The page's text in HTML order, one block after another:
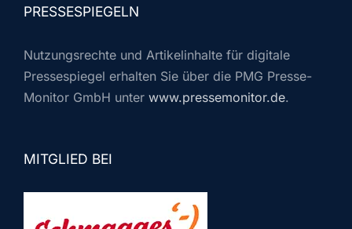
PRESSESPIEGELN
Nutzungsrechte und Artikelinhalte für digitale
Pressespiegel erhalten Sie über die PMG Presse-
Monitor GmbH unter www.pressemonitor.de.
MITGLIED BEI